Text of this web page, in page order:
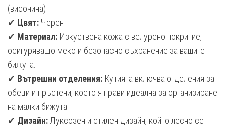
(височина)
✔ Цвят: Черен
✔ Материал: Изкуствена кожа с велурено покритие,
осигуряващо меко и безопасно съхранение за вашите
бижута.
✔ Вътрешни отделения: Кутията включва отделения за
обеци и пръстени, което я прави идеална за организиране
на малки бижута.
✔ Дизайн: Луксозен и стилен дизайн, който лесно се